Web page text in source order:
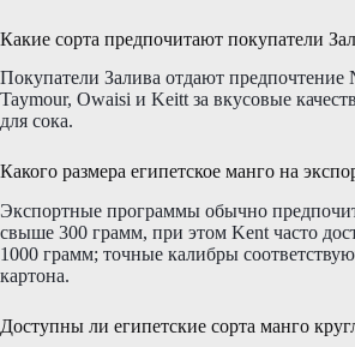
Какие сорта предпочитают покупатели
Покупатели Залива отдают предпочтение
Taymour, Owaisi и Keitt за вкусовые
для сока.
Какого размера египетское манго на
Экспортные программы обычно
свыше 300 грамм, при этом Kent часто
1000 грамм; точные калибры
картона.
Доступны ли египетские сорта манго